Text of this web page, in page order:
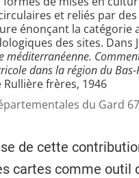
et reliés par
énonçant la catégorie
des sites. Dans
méditerranéenne.
dans la région du Bas-
frères, 1946
du Gard
de cette
cartes comme outil